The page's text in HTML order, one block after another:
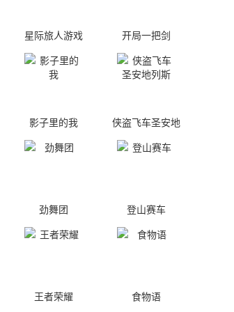
星际旅人游戏 开局一把剑
影子里的我
侠盗飞车圣安地
劲舞团 登山赛车
王者荣耀 食物语